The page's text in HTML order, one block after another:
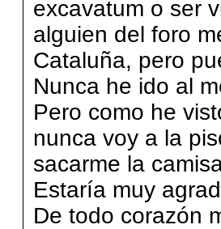
excavatum o ser
alguien del foro
Cataluña, pero
Nunca he ido al
Pero como he
nunca voy a la
sacarme la
Estaría muy
De todo corazón